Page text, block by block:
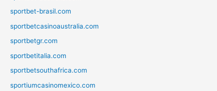
sportbet-brasil.com
sportbetcasinoaustralia.com
sportbetgr.com
sportbetitalia.com
sportbetsouthafrica.com
sportiumcasinomexico.com